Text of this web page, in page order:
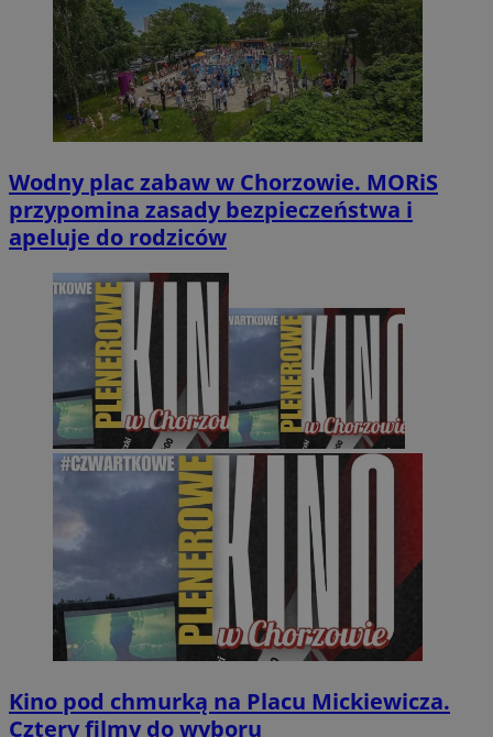
Wodny plac zabaw w Chorzowie. MORiS
przypomina zasady bezpieczeństwa i
apeluje do rodziców
Kino pod chmurką na Placu Mickiewicza.
Cztery filmy do wyboru